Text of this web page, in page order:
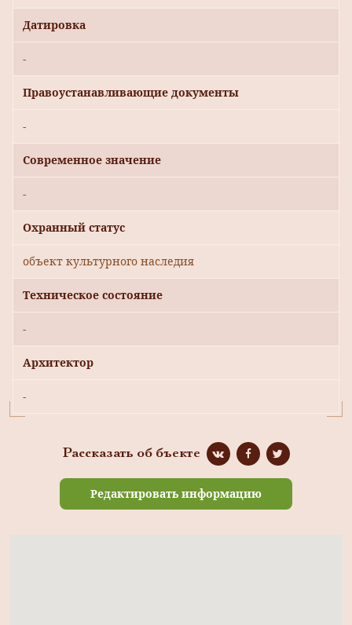
Датировка
-
Правоустанавливающие документы
-
Современное значение
-
Охранный статус
объект культурного наследия
Техническое состояние
-
Архитектор
-
Рассказать об бъекте
Редактировать информацию